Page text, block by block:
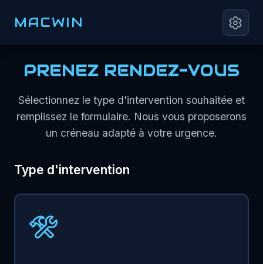
MACWIN
PRENEZ RENDEZ-VOUS
Sélectionnez le type d'intervention souhaitée et
remplissez le formulaire. Nous vous proposerons
un créneau adapté à votre urgence.
Type d'intervention